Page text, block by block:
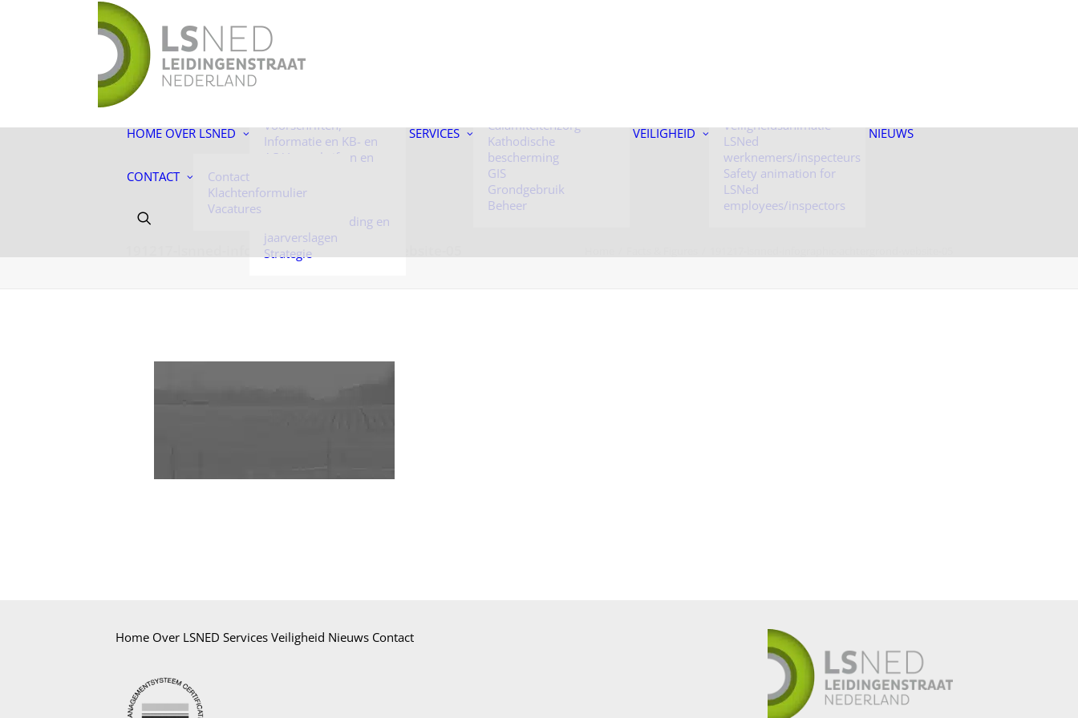
HOME OVER LSNED
De toekomst ligt onder
ons!
Voorschriften,
Informatie en KB- en
AC-Voorschriften en
Algemene
Jaarverantwoording en
jaarverslagen
Strategie
SERVICES
Calamiteitenzorg
Kathodische
bescherming
GIS
Grondgebruik
Beheer
VEILIGHEID
Veiligheidsanimatie
LSNed
werknemers/inspecteurs
Safety animation for
LSNed
employees/inspectors
NIEUWS
CONTACT
Contact
Klachtenformulier
Vacatures
191217-lsnned-infographic-achtergrond-website-05
Home Over LSNED Services Veiligheid Nieuws Contact